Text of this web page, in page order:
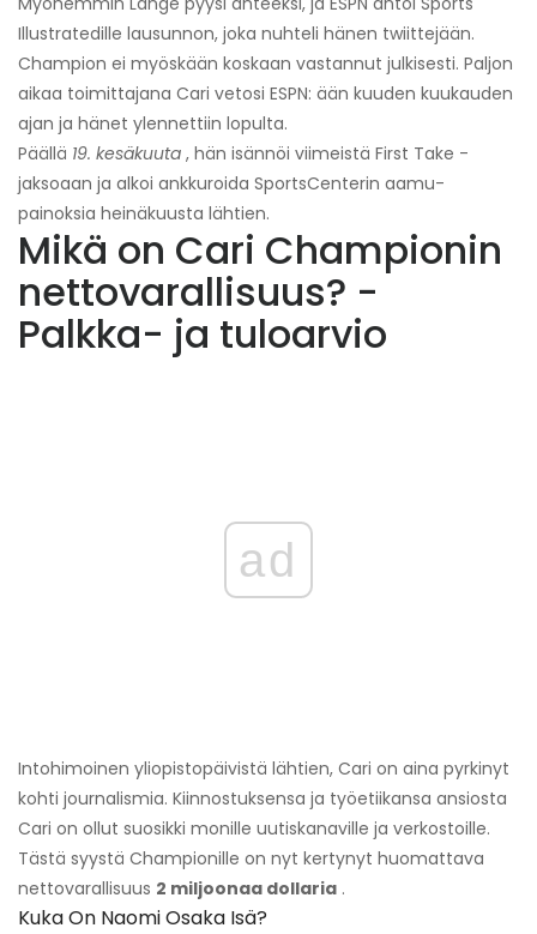
Illustratedille lausunnon, joka nuhteli hänen twiittejään.
Champion ei myöskään koskaan vastannut julkisesti. Paljon
aikaa toimittajana Cari vetosi ESPN: ään kuuden kuukauden
ajan ja hänet ylennettiin lopulta.
Päällä 19. kesäkuuta , hän isännöi viimeistä First Take -
jaksoaan ja alkoi ankkuroida SportsCenterin aamu-
painoksia heinäkuusta lähtien.
Mikä on Cari Championin
nettovarallisuus? -
Palkka- ja tuloarvio
ad
Intohimoinen yliopistopäivistä lähtien, Cari on aina pyrkinyt
kohti journalismia. Kiinnostuksensa ja työetiikansa ansiosta
Cari on ollut suosikki monille uutiskanaville ja verkostoille.
Tästä syystä Championille on nyt kertynyt huomattava
nettovarallisuus 2 miljoonaa dollaria .
Kuka On Naomi Osaka Isä?